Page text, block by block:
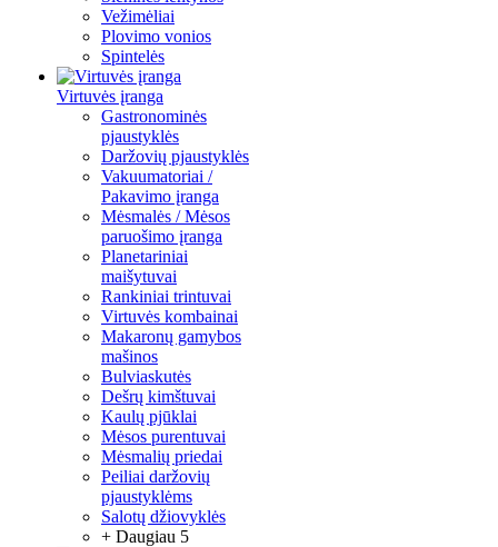
Vežimėliai
Plovimo vonios
Spintelės
Virtuvės įranga
Gastronominės
pjaustyklės
Daržovių pjaustyklės
Vakuumatoriai /
Pakavimo įranga
Mėsmalės / Mėsos
paruošimo įranga
Planetariniai
maišytuvai
Rankiniai trintuvai
Virtuvės kombainai
Makaronų gamybos
mašinos
Bulviaskutės
Dešrų kimštuvai
Kaulų pjūklai
Mėsos purentuvai
Mėsmalių priedai
Peiliai daržovių
pjaustyklėms
Salotų džiovyklės
+ Daugiau 5